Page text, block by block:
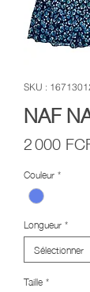
SKU :
NAF
2 000
Couleur*
Longueur*
Taille*